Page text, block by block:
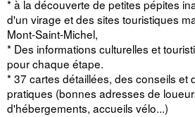
* à la découverte de petites pépites
d'un virage et des sites touristiques
Mont-Saint-Michel,
* Des informations culturelles et
pour chaque étape.
* 37 cartes détaillées, des conseils et
pratiques (bonnes adresses de
d'hébergements, accueils vélo...)